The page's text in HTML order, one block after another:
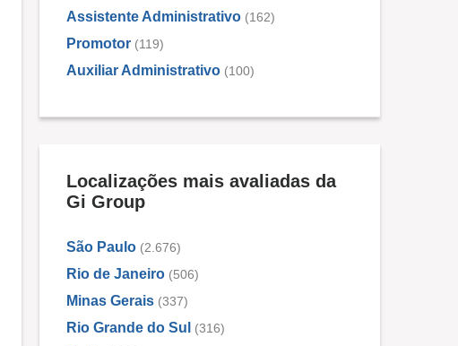
Assistente Administrativo (162)
Promotor (119)
Auxiliar Administrativo (100)
Localizações mais avaliadas da
Gi Group
São Paulo (2.676)
Rio de Janeiro (506)
Minas Gerais (337)
Rio Grande do Sul (316)